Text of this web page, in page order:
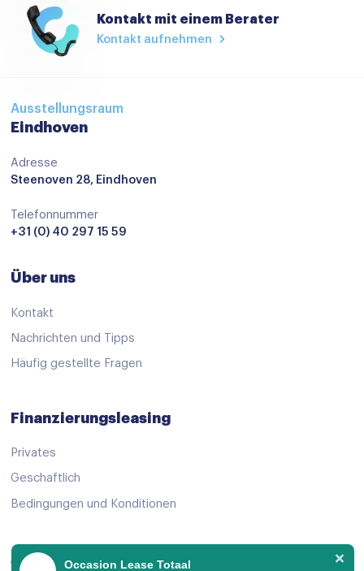
Airbag passagier
Alarm klasse 1(startblokkering)
Autonomous Emergency Braking
bots waarschuwing systeem
Derde remlicht
Dodehoek detector
Apple Carplay/Android Auto
Connected services
Draadloze telefoonlader
Kontakt mit einem Berater
Kontakt aufnehmen
Ausstellungsraum
Eindhoven
Adresse
Steenoven 28, Eindhoven
Telefonnummer
+31 (0) 40 297 15 59
Über uns
Kontakt
Nachrichten und Tipps
Häufig gestellte Fragen
Finanzierungsleasing
Privates
Geschaftlich
Bedingungen und Konditionen
Angebot ansehen
Occasion Lease Totaal